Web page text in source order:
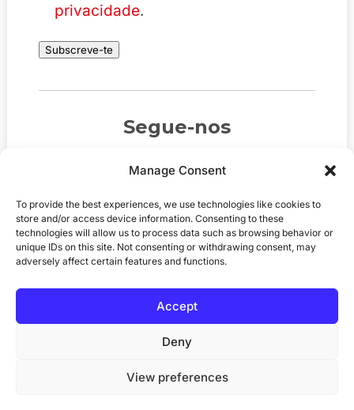
Manage Consent
To provide the best experiences, we use technologies like cookies to
store and/or access device information. Consenting to these
technologies will allow us to process data such as browsing behavior or
unique IDs on this site. Not consenting or withdrawing consent, may
adversely affect certain features and functions.
Accept
Deny
View preferences
privacidade.
Subscreve-te
Segue-nos
MediaGB.org. Todos os direitos
reservados. Site por
Política de privacidade Política de cookies